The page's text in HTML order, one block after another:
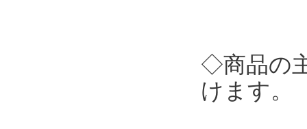
◇商品の
けます。